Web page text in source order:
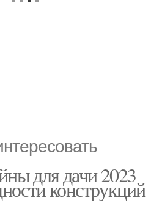
для дачи 2023
конструкций